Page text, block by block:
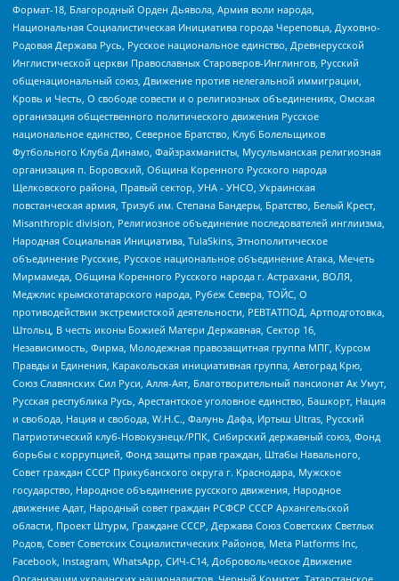
Формат-18, Благородный Орден Дьявола, Армия воли народа,
Национальная Социалистическая Инициатива города Череповца, Духовно-
Родовая Держава Русь, Русское национальное единство, Древнерусской
Инглистической церкви Православных Староверов-Инглингов, Русский
общенациональный союз, Движение против нелегальной иммиграции,
Кровь и Честь, О свободе совести и о религиозных объединениях, Омская
организация общественного политического движения Русское
национальное единство, Северное Братство, Клуб Болельщиков
Футбольного Клуба Динамо, Файзрахманисты, Мусульманская религиозная
организация п. Боровский, Община Коренного Русского народа
Щелковского района, Правый сектор, УНА - УНСО, Украинская
повстанческая армия, Тризуб им. Степана Бандеры, Братство, Белый Крест,
Misanthropic division, Религиозное объединение последователей инглиизма,
Народная Социальная Инициатива, TulaSkins, Этнополитическое
объединение Русские, Русское национальное объединение Атака, Мечеть
Мирмамеда, Община Коренного Русского народа г. Астрахани, ВОЛЯ,
Меджлис крымскотатарского народа, Рубеж Севера, ТОЙС, О
противодействии экстремистской деятельности, РЕВТАТПОД, Артподготовка,
Штольц, В честь иконы Божией Матери Державная, Сектор 16,
Независимость, Фирма, Молодежная правозащитная группа МПГ, Курсом
Правды и Единения, Каракольская инициативная группа, Автоград Крю,
Союз Славянских Сил Руси, Алля-Аят, Благотворительный пансионат Ак Умут,
Русская республика Русь, Арестантское уголовное единство, Башкорт, Нация
и свобода, Нация и свобода, W.H.С., Фалунь Дафа, Иртыш Ultras, Русский
Патриотический клуб-Новокузнецк/РПК, Сибирский державный союз, Фонд
борьбы с коррупцией, Фонд защиты прав граждан, Штабы Навального,
Совет граждан СССР Прикубанского округа г. Краснодара, Мужское
государство, Народное объединение русского движения, Народное
движение Адат, Народный совет граждан РСФСР СССР Архангельской
области, Проект Штурм, Граждане СССР, Держава Союз Советских Светлых
Родов, Совет Советских Социалистических Районов, Meta Platforms Inc,
Facebook, Instagram, WhatsApp, СИЧ-С14, Добровольческое Движение